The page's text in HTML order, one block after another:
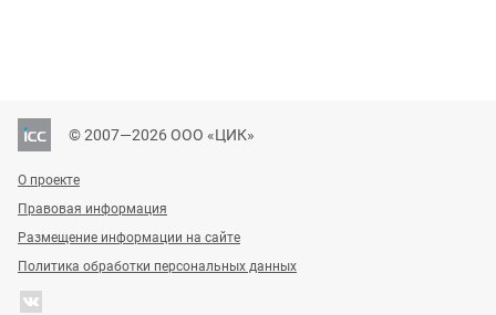
© 2007—2026 ООО «ЦИК»
О проекте
Правовая информация
Размещение информации на сайте
Политика обработки персональных данных